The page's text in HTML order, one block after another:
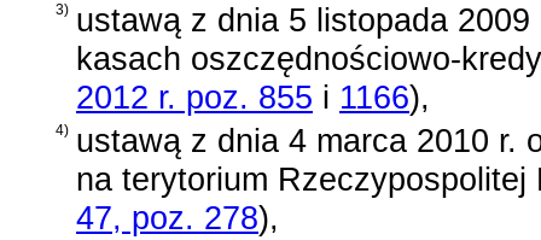
3) ustawą z dnia 5 listopada 2009
kasach oszczędnościowo-
2012 r. poz. 855 i 1166),
4) ustawą z dnia 4 marca 2010 r.
na terytorium Rzeczypospolitej
47, poz. 278),